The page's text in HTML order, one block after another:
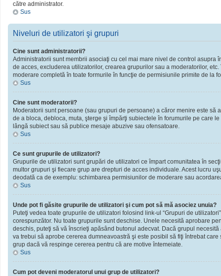
către administrator.
Sus
Niveluri de utilizatori şi grupuri
Cine sunt administratorii?
Administratorii sunt membrii asociaţi cu cel mai mare nivel de control
de acces, excluderea utilizatorilor, crearea grupurilor sau a moderatorilor,
moderare completă în toate formurile în funcţie de permisiunile primite de la
Sus
Cine sunt moderatorii?
Moderatorii sunt persoane (sau grupuri de persoane) a căror menire este
de a bloca, debloca, muta, şterge şi împărţi subiectele în forumurile pe care
lângă subiect sau să publice mesaje abuzive sau ofensatoare.
Sus
Ce sunt grupurile de utilizatori?
Grupurile de utilizatori sunt grupări de utilizatori ce împart comunitatea în
multor grupuri şi fiecare grup are drepturi de acces individuale. Acest lucru
deodată ca de exemplu: schimbarea permisiunilor de moderare sau
Sus
Unde pot fi găsite grupurile de utilizatori şi cum pot să mă asociez unuia?
Puteţi vedea toate grupurile de utilizatori folosind link-ul “Grupuri de
corespunzător. Nu toate grupurile sunt deschise. Unele necesită aprobare
deschis, puteţi să vă înscrieţi apăsând butonul adecvat. Dacă grupul
va trebui să aprobe cererea dumneavoastră şi este posibil să fiţi întrebat
grup dacă vă respinge cererea pentru că are motive întemeiate.
Sus
Cum pot deveni moderatorul unui grup de utilizatori?